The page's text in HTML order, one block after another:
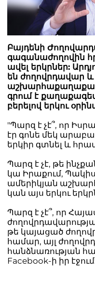
Բայդենի
գագանաժողովին
ավել երկրներ:
են ժողովրդավար և
գրում է
բերելով երկու
"Պարզ է չէ՞, որ
էր գոնե մեկ
երկիր գտնել և
Պարզ է չէ, թե
կա Իրաքում,
ամերիկյան
կան այս երկու
Պարզ է չէ՞, որ
թե կայացած
համար, այլ
հանձնառության
Facebook-ի իր